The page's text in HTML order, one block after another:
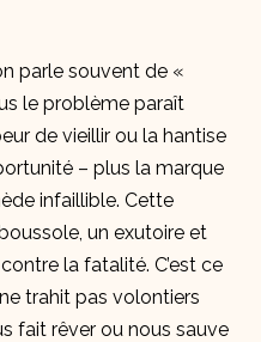
parle souvent de «
le problème paraît
de vieillir ou la hantise
– plus la marque
infaillible. Cette
un exutoire et
la fatalité. C’est ce
trahit pas volontiers
fait rêver ou nous sauve